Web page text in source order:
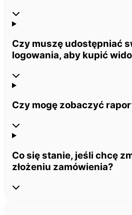
Czy muszę udostępniać
logowania, aby kupić
Czy mogę zobaczyć
Co się stanie, jeśli chcę
złożeniu zamówienia?